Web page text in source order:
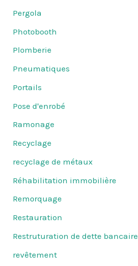
Pergola
Photobooth
Plomberie
Pneumatiques
Portails
Pose d'enrobé
Ramonage
Recyclage
recyclage de métaux
Réhabilitation immobilière
Remorquage
Restauration
Restruturation de dette bancaire
revêtement